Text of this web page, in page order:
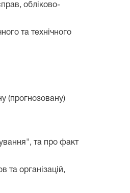
обліково-
та технічного
(прогнозовану)
та про факт
та організацій,